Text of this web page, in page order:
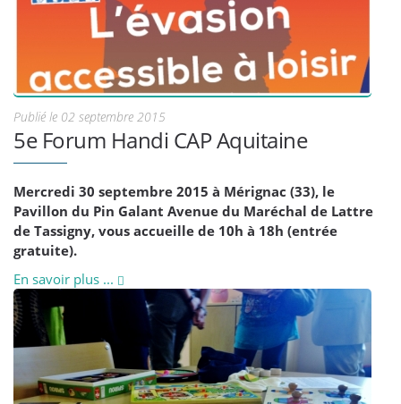
Publié le 02 septembre 2015
5e Forum Handi CAP Aquitaine
Mercredi 30 septembre 2015 à Mérignac (33), le
Pavillon du Pin Galant Avenue du Maréchal de Lattre
de Tassigny, vous accueille de 10h à 18h (entrée
gratuite).
En savoir plus ...